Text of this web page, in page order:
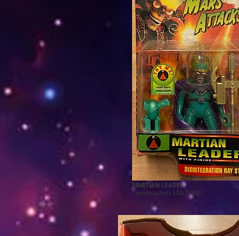
MARTIAN LEADER
Trendmasters USA (1996)